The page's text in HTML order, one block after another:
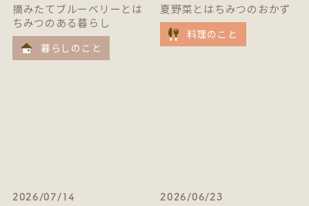
摘みたてブルーベリーとは
ちみつのある暮らし
暮らしのこと
夏野菜とはちみつのおかず
料理のこと
2026/07/14 2026/06/23